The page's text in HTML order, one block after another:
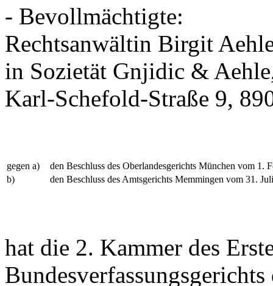
- Bevollmächtigte:
Rechtsanwältin Birgit
in Sozietät Gnjidic &
Karl-Schefold-Straße 9,
gegen a)
den Beschluss des Oberlandesgerichts München vom 1.
b)
den Beschluss des Amtsgerichts Memmingen vom 31.
hat die 2. Kammer des
Bundesverfassungsgerichts